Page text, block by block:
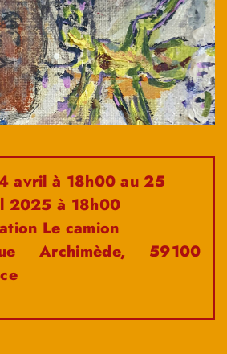
avril à 18h00 au 25
2025 à 18h00
Le camion
Archimède, 59100